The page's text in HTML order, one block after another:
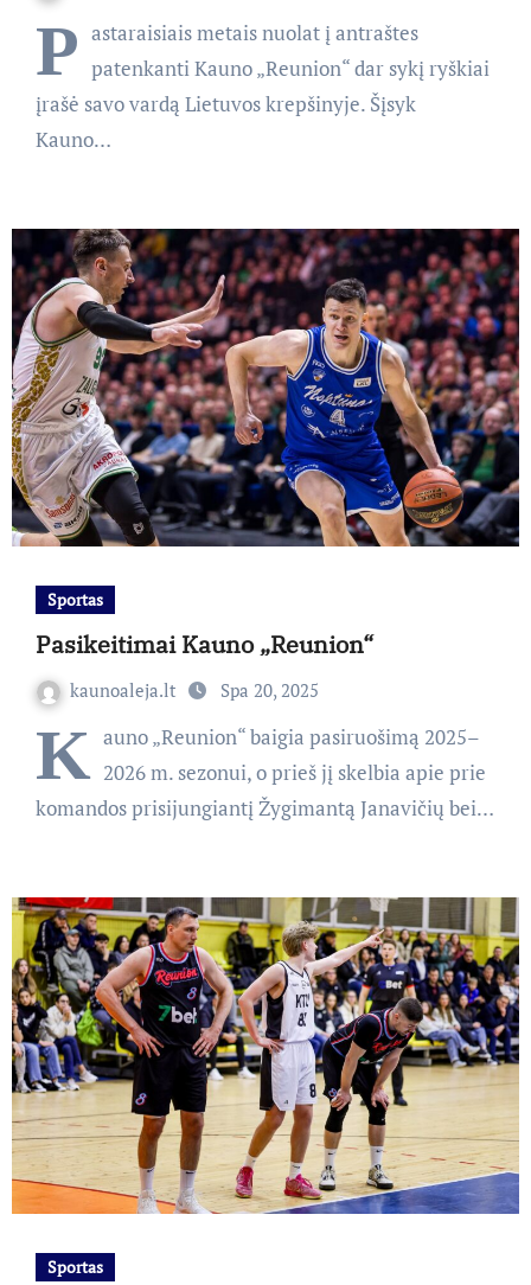
P astaraisiais metais nuolat į antraštes
patenkanti Kauno „Reunion“ dar sykį ryškiai
įrašė savo vardą Lietuvos krepšinyje. Šįsyk
Kauno…
Sportas
Pasikeitimai Kauno „Reunion“
kaunoaleja.lt Spa 20, 2025
K auno „Reunion“ baigia pasiruošimą 2025–
2026 m. sezonui, o prieš jį skelbia apie prie
komandos prisijungiantį Žygimantą Janavičių bei…
Sportas